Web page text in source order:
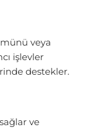
veya
işlevler
destekler.
ve